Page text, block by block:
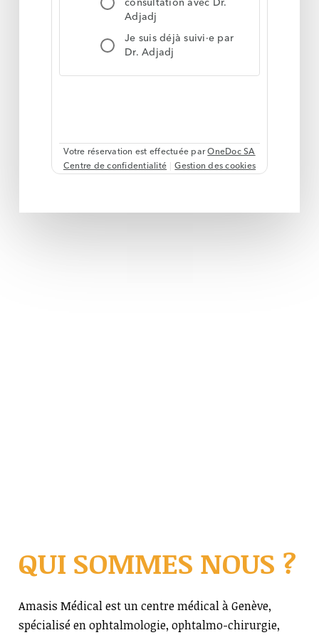
QUI SOMMES NOUS ?
Amasis Médical est un centre médical à Genève,
spécialisé en ophtalmologie, ophtalmo-chirurgie,